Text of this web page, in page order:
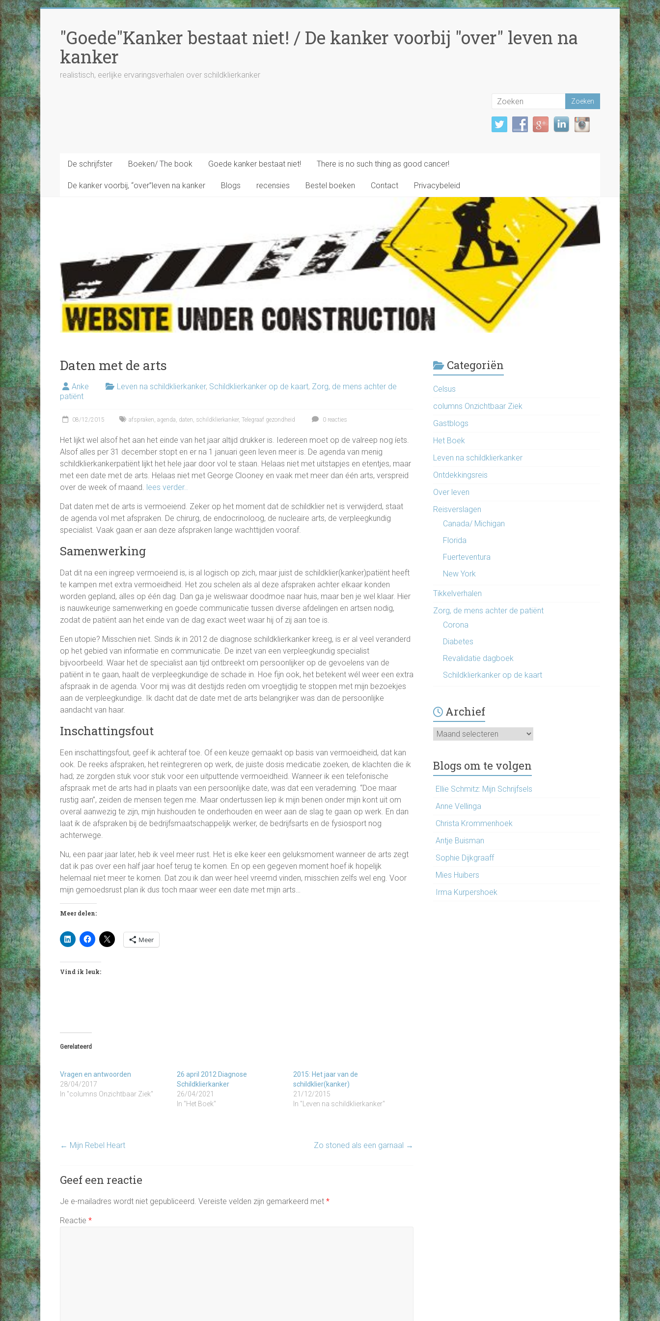
Ga
inhoud"Goede"Kanker bestaat niet! / De kanker voorbij "over" leven na
kanker
realistisch, eerlijke ervaringsverhalen over schildklierkanker
De schrijfster Boeken/ The book Goede kanker bestaat niet! There is no such thing as good cancer!
De kanker voorbij, “over”leven na kanker Blogs recensies Bestel boeken Contact Privacybeleid
Daten met de arts
Anke Leven na schildklierkanker, Schildklierkanker op de kaart, Zorg, de mens achter de
patiënt
08/12/2015 afspraken, agenda, daten, schildklierkanker, Telegraaf gezondheid 0 reacties
Het lijkt wel alsof het aan het einde van het jaar altijd drukker is. Iedereen moet op de valreep nog íets.
Alsof alles per 31 december stopt en er na 1 januari geen leven meer is. De agenda van menig
schildklierkankerpatiënt lijkt het hele jaar door vol te staan. Helaas niet met uitstapjes en etentjes, maar
met een date met de arts. Helaas niet met George Clooney en vaak met meer dan één arts, verspreid
over de week of maand. lees verder..
Dat daten met de arts is vermoeiend. Zeker op het moment dat de schildklier net is verwijderd, staat
de agenda vol met afspraken. De chirurg, de endocrinoloog, de nucleaire arts, de verpleegkundig
specialist. Vaak gaan er aan deze afspraken lange wachttijden vooraf.
Samenwerking
Dat dit na een ingreep vermoeiend is, is al logisch op zich, maar juist de schildklier(kanker)patiënt heeft
te kampen met extra vermoeidheid. Het zou schelen als al deze afspraken achter elkaar konden
worden gepland, alles op één dag. Dan ga je weliswaar doodmoe naar huis, maar ben je wel klaar. Hier
is nauwkeurige samenwerking en goede communicatie tussen diverse afdelingen en artsen nodig,
zodat de patiënt aan het einde van de dag exact weet waar hij of zij aan toe is.
Een utopie? Misschien niet. Sinds ik in 2012 de diagnose schildklierkanker kreeg, is er al veel veranderd
op het gebied van informatie en communicatie. De inzet van een verpleegkundig specialist
bijvoorbeeld. Waar het de specialist aan tijd ontbreekt om persoonlijker op de gevoelens van de
patiënt in te gaan, haalt de verpleegkundige de schade in. Hoe fijn ook, het betekent wél weer een extra
afspraak in de agenda. Voor mij was dit destijds reden om vroegtijdig te stoppen met mijn bezoekjes
aan de verpleegkundige. Ik dacht dat de date met de arts belangrijker was dan de persoonlijke
aandacht van haar.
Inschattingsfout
Een inschattingsfout, geef ik achteraf toe. Of een keuze gemaakt op basis van vermoeidheid, dat kan
ook. De reeks afspraken, het reïntegreren op werk, de juiste dosis medicatie zoeken, de klachten die ik
had; ze zorgden stuk voor stuk voor een uitputtende vermoeidheid. Wanneer ik een telefonische
afspraak met de arts had in plaats van een persoonlijke date, was dat een verademing. “Doe maar
rustig aan”, zeiden de mensen tegen me. Maar ondertussen liep ik mijn benen onder mijn kont uit om
overal aanwezig te zijn, mijn huishouden te onderhouden en weer aan de slag te gaan op werk. En dan
laat ik de afspraken bij de bedrijfsmaatschappelijk werker, de bedrijfsarts en de fysiosport nog
achterwege.
Nu, een paar jaar later, heb ik veel meer rust. Het is elke keer een geluksmoment wanneer de arts zegt
dat ik pas over een half jaar hoef terug te komen. En op een gegeven moment hoef ik hopelijk
helemaal niet meer te komen. Dat zou ik dan weer heel vreemd vinden, misschien zelfs wel eng. Voor
mijn gemoedsrust plan ik dus toch maar weer een date met mijn arts…
Meer delen:
Meer
Vind ik leuk:
Gerelateerd
Vragen en antwoorden
28/04/2017
In "columns Onzichtbaar Ziek"
26 april 2012 Diagnose
Schildklierkanker
26/04/2021
In "Het Boek"
2015: Het jaar van de
schildklier(kanker)
21/12/2015
In "Leven na schildklierkanker"
← Mijn Rebel Heart Zo stoned als een garnaal →
Geef een reactie
Je e-mailadres wordt niet gepubliceerd. Vereiste velden zijn gemarkeerd met *
Reactie *
Categoriën
Celsus
columns Onzichtbaar Ziek
Gastblogs
Het Boek
Leven na schildklierkanker
Ontdekkingsreis
Over leven
Reisverslagen
Canada/ Michigan
Florida
Fuerteventura
New York
Tikkelverhalen
Zorg, de mens achter de patiënt
Corona
Diabetes
Revalidatie dagboek
Schildklierkanker op de kaart
Archief
Archief
Blogs om te volgen
Ellie Schmitz: Mijn Schrijfsels
Anne Vellinga
Christa Krommenhoek
Antje Buisman
Sophie Dijkgraaff
Mies Huibers
Irma Kurpershoek